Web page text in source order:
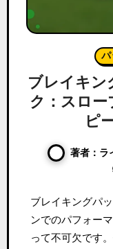
パ
ブレイキン
ク：スロー
ピ
著者：ラ
ブレイキングパッティング技術は、傾斜のあるグリー
ンでのパフォー
って不可欠です